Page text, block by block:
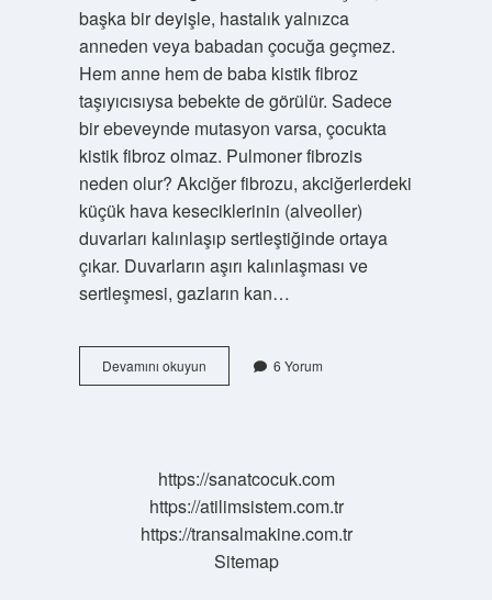
başka bir deyişle, hastalık yalnızca
anneden veya babadan çocuğa geçmez.
Hem anne hem de baba kistik fibroz
taşıyıcısıysa bebekte de görülür. Sadece
bir ebeveynde mutasyon varsa, çocukta
kistik fibroz olmaz. Pulmoner fibrozis
neden olur? Akciğer fibrozu, akciğerlerdeki
küçük hava keseciklerinin (alveoller)
duvarları kalınlaşıp sertleştiğinde ortaya
çıkar. Duvarların aşırı kalınlaşması ve
sertleşmesi, gazların kan…
Devamını okuyunPulmoner
Fibrozis
6 Yorum
https://sanatcocuk.com
https://atilimsistem.com.tr
https://transalmakine.com.tr
Sitemap